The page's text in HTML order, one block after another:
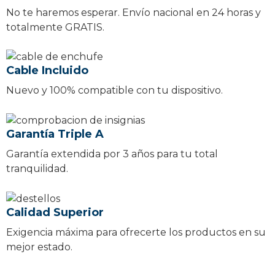
No te haremos esperar. Envío nacional en 24 horas y
totalmente GRATIS.
Cable Incluido
Nuevo y 100% compatible con tu dispositivo.
Garantía Triple A
Garantía extendida por 3 años para tu total
tranquilidad.
Calidad Superior
Exigencia máxima para ofrecerte los productos en su
mejor estado.